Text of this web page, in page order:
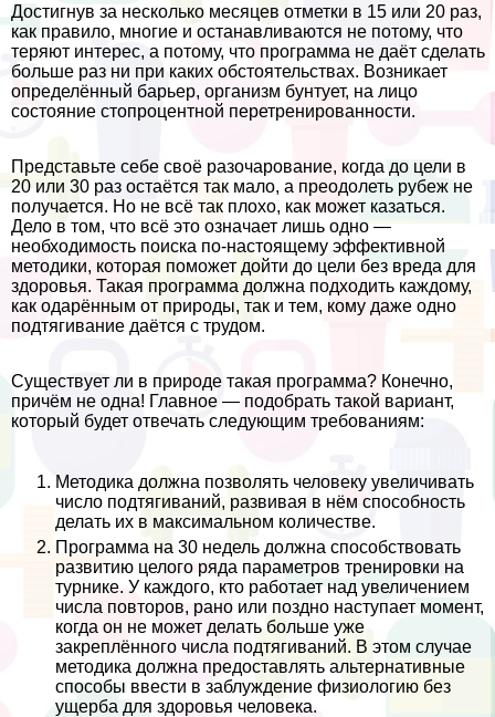
Достигнув за несколько месяцев отметки в 15 или 20 раз,
как правило, многие и останавливаются не потому, что
теряют интерес, а потому, что программа не даёт сделать
больше раз ни при каких обстоятельствах. Возникает
определённый барьер, организм бунтует, на лицо
состояние стопроцентной перетренированности.
Представьте себе своё разочарование, когда до цели в
20 или 30 раз остаётся так мало, а преодолеть рубеж не
получается. Но не всё так плохо, как может казаться.
Дело в том, что всё это означает лишь одно —
необходимость поиска по-настоящему эффективной
методики, которая поможет дойти до цели без вреда для
здоровья. Такая программа должна подходить каждому,
как одарённым от природы, так и тем, кому даже одно
подтягивание даётся с трудом.
Существует ли в природе такая программа? Конечно,
причём не одна! Главное — подобрать такой вариант,
который будет отвечать следующим требованиям:
Методика должна позволять человеку увеличивать
число подтягиваний, развивая в нём способность
делать их в максимальном количестве.
Программа на 30 недель должна способствовать
развитию целого ряда параметров тренировки на
турнике. У каждого, кто работает над увеличением
числа повторов, рано или поздно наступает момент,
когда он не может делать больше уже
закреплённого числа подтягиваний. В этом случае
методика должна предоставлять альтернативные
способы ввести в заблуждение физиологию без
ущерба для здоровья человека.